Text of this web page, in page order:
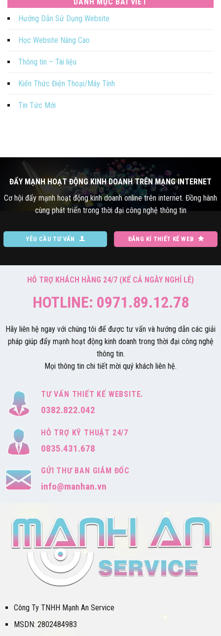
Hướng Dẫn Sử Dụng Website
Học Website Nâng Cao
Thông tin – Tài liệu
Kiến Thức Điện Thoại/Máy Tính
Tin Tức Mới
ĐẨY MẠNH HOẠT ĐỘNG KINH DOANH TRÊN MẠNG INTERNET
Cơ hội đẩy mạnh hoạt động kinh doanh online trên internet. Đồng hành
cùng phát triển trong thời đại công nghệ thông tin
YÊU CẦU TƯ VẤN ĐĂNG KÍ THIẾT KẾ WEB
HỖ TRỢ KHÁCH HÀNG 24/7 (KỂ CẢ NGÀY NGHỈ LỄ)
HOTLINE: 0971.89.12.78
Hãy liên hệ ngay với chúng tôi để được tư vấn và hướng dẫn các giải
pháp giúp đẩy mạnh hoạt động kinh doanh trong thời đại công nghệ
thông tin.
Mọi thông tin chi tiết mời quý khách liên hệ.
TƯ VẤN THIẾT KẾ WEBSITE.
0382.822.042
HỖ TRỢ KỸ THUẬT 24/7
0835.431.678
GỬI THƯ BAN GIÁM ĐỐC
info@manhan.vn
Công Ty TNHH Mạnh An Service
MSDN: 2802484983